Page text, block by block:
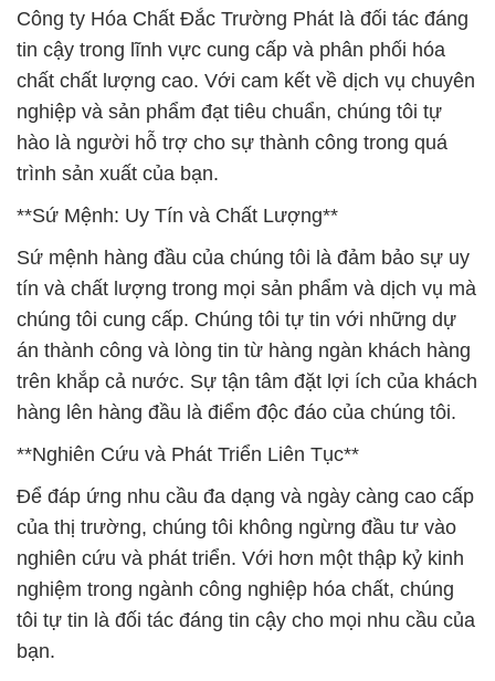
Công ty Hóa Chất Đắc Trường Phát là đối tác đáng
tin cậy trong lĩnh vực cung cấp và phân phối hóa
chất chất lượng cao. Với cam kết về dịch vụ chuyên
nghiệp và sản phẩm đạt tiêu chuẩn, chúng tôi tự
hào là người hỗ trợ cho sự thành công trong quá
trình sản xuất của bạn.
**Sứ Mệnh: Uy Tín và Chất Lượng**
Sứ mệnh hàng đầu của chúng tôi là đảm bảo sự uy
tín và chất lượng trong mọi sản phẩm và dịch vụ mà
chúng tôi cung cấp. Chúng tôi tự tin với những dự
án thành công và lòng tin từ hàng ngàn khách hàng
trên khắp cả nước. Sự tận tâm đặt lợi ích của khách
hàng lên hàng đầu là điểm độc đáo của chúng tôi.
**Nghiên Cứu và Phát Triển Liên Tục**
Để đáp ứng nhu cầu đa dạng và ngày càng cao cấp
của thị trường, chúng tôi không ngừng đầu tư vào
nghiên cứu và phát triển. Với hơn một thập kỷ kinh
nghiệm trong ngành công nghiệp hóa chất, chúng
tôi tự tin là đối tác đáng tin cậy cho mọi nhu cầu của
bạn.